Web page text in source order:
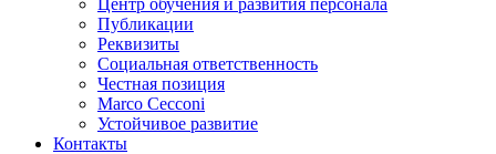
Публикации
Реквизиты
Социальная ответственность
Честная позиция
Marco Cecconi
Устойчивое развитие
Контакты